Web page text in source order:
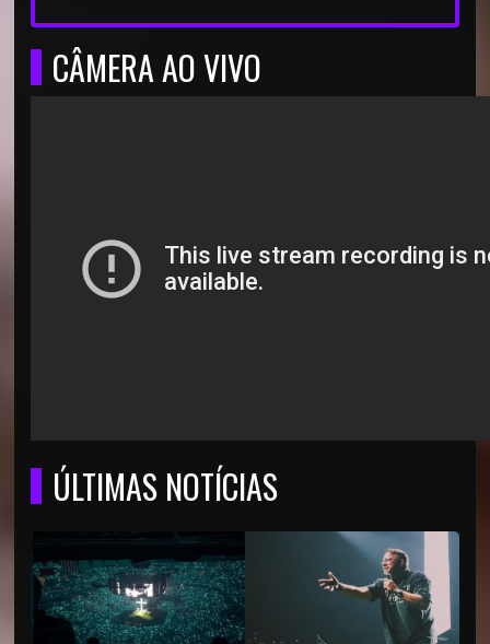
CÂMERA AO VIVO
ÚLTIMAS NOTÍCIAS